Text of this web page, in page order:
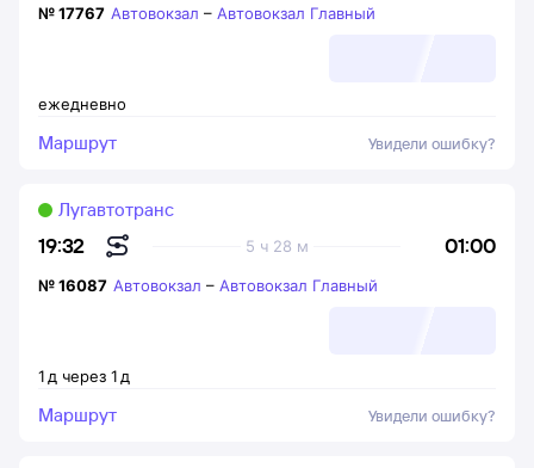
ежедневно
№17767 Автовокзал – Автовокзал Главный
Маршрут Увидели ошибку?
19:32 01:00
5 ч 28 м
Лугавтотранс
1 д через 1 д
№16087 Автовокзал – Автовокзал Главный
Маршрут Увидели ошибку?